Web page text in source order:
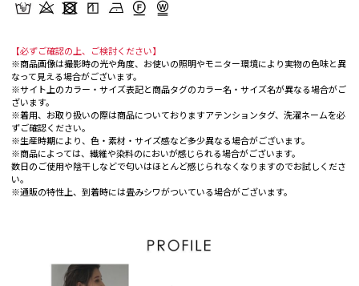
【必ずご確認の上、ご検討ください】
※商品画像は撮影時の光や角度、お使いの照明やモニター環境により実物の色味と異
なって見える場合がございます。
※サイト上のカラー・サイズ表記と商品タグのカラー名・サイズ名が異なる場合がご
ざいます。
※着用、お取り扱いの際は商品についておりますアテンションタグ、洗濯ネームを必
ずご確認ください。
※生産時期により、色・素材・サイズ感など多少異なる場合がございます。
※商品によっては、繊維や染料のにおいが感じられる場合がございます。
数日のご使用や陰干しなどで匂いはほとんど感じられなくなりますのでお試しくださ
い。
※通販の特性上、到着時には畳みシワがついている場合がございます。